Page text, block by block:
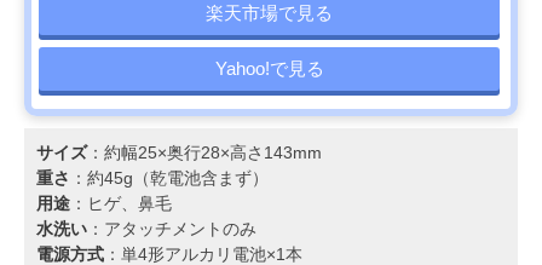
楽天市場で見る
Yahoo!で見る
サイズ：約幅25×奥行28×高さ143mm
重さ ：約45g（乾電池含まず）
用途 ：ヒゲ、鼻毛
水洗い ：アタッチメントのみ
電源方式 ：単4形アルカリ電池×1本